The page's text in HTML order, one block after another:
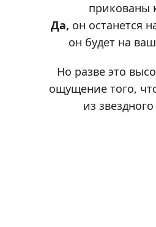
прикованы
Да, он останется
он будет на
Но разве это
ощущение того,
из звездного